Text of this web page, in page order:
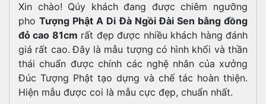
Xin chào! Qúy khách đang được chiêm ngưỡng
phoTượng Phật A Di Đà Ngồi Đài Sen bằng đồng
đỏ cao 81cm rất đẹp được nhiều khách hàng đánh
giá rất cao. Đây là mẫu tượng có hình khối và thần
thái chuẩn được chính các nghệ nhân của xưởng
Đúc Tượng Phật tạo dựng và chế tác hoàn thiện.
Hiện mẫu được coi là mẫu cực đẹp, chuẩn nhất.